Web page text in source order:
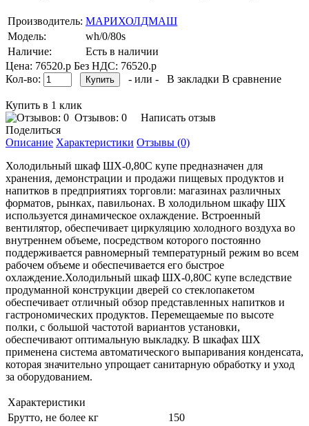
Производитель: МАРИХОЛДМАШ
Модель:
wh/0/80s
Наличие:
Есть в наличии
Цена: 76520.р Без НДС: 76520.р
Кол-во:
- или - В закладки В сравнение
Купить в 1 клик
Отзывов: 0
Написать отзыв
Поделиться
Описание Характеристики Отзывы (0)
Холодильный шкаф ШХ-0,80С купе предназначен для
хранения, демонстрации и продажи пищевых продуктов и
напитков в предприятиях торговли: магазинах различных
форматов, рынках, павильонах. В холодильном шкафу ШХ
используется динамическое охлаждение. Встроенный
вентилятор, обеспечивает циркуляцию холодного воздуха во
внутреннем объеме, посредством которого постоянно
поддерживается равномерный температурный режим во всем
рабочем объеме и обеспечивается его быстрое
охлаждение.Холодильный шкаф ШХ-0,80С купе вследствие
продуманной конструкции дверей со стеклопакетом
обеспечивает отличный обзор представленных напитков и
гастрономических продуктов. Перемещаемые по высоте
полки, с большой частотой вариантов установки,
обеспечивают оптимальную выкладку. В шкафах ШХ
применена система автоматического выпаривания конденсата,
которая значительно упрощает санитарную обработку и уход
за оборудованием.
Характеристики
Брутто, не более кг
150